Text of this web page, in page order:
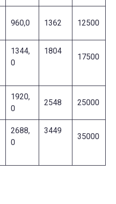
960,0 1362 12500
1344,
0
1804
17500
1920,
0
2548 25000
2688,
0
3449
35000